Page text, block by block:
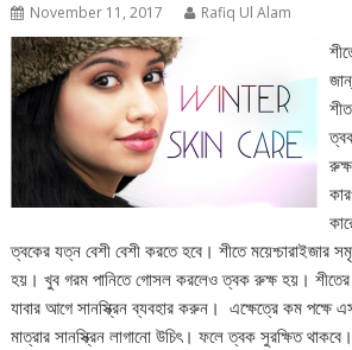
November 11, 2017 Rafiq Ul Alam
ত্বকের যত্ন বেশী বেশী করতে হবে। শীতে ময়েশ্চারাইজার
হয়। খুব গরম পানিতে গোসল করলেও ত্বক রুক্ষ হয়। শীতের
যাবার আগে সানস্ক্রিন ব্যবহার করুন। এক্ষেত্রে কম
মাত্রার সানস্ক্রিন লাগানো উচিৎ। ফলে ত্বক সুরক্ষিত